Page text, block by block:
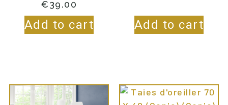
€39.00
Add to cart Add to cart